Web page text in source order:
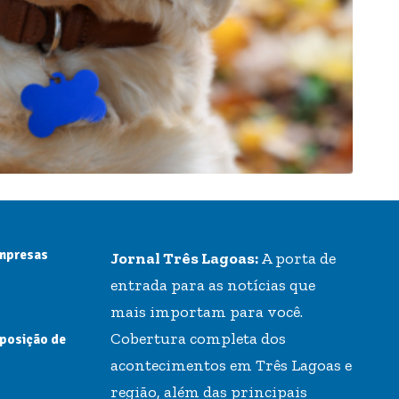
de
Jornal Três Lagoas:A porta de
entrada para as notícias que
mais importam para você.
Cobertura completa dos
acontecimentos em Três Lagoas e
região, além das principais